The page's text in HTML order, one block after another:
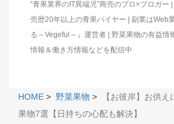
“青果業界のIT異端児”商売のプロ×ブロガー
売歴20年以上の青果バイヤー | 副業はWeb
る～Vegeful～』運営者 | 野菜果物の有益情
情報＆働き方情報などを配信中
HOME > 野菜果物 >
【お彼岸】お供
果物7選【日持ちの心配も解決】